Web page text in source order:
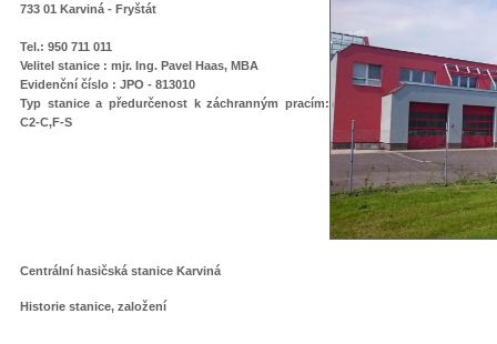
733 01 Karviná - Fryštát
Tel.: 950 711 011
Velitel stanice : mjr. Ing. Pavel Haas, MBA
Evidenční číslo : JPO - 813010
Typ stanicea předurčenost k záchranným pracím:
C2-C,F-S
Centrální hasičská stanice Karviná
Historie stanice, založení